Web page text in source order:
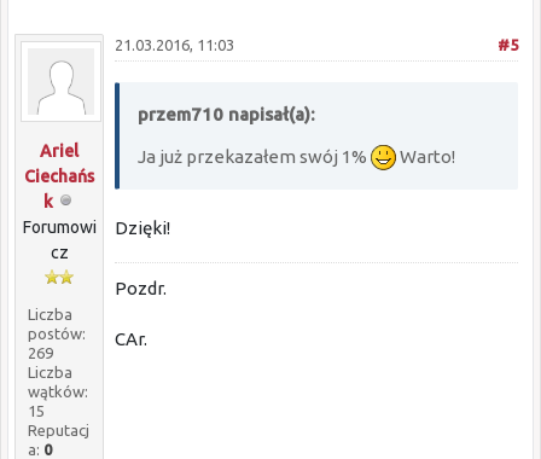
Ariel
Ciechańs
k
Forumowi
cz
Liczba
postów:
269
Liczba
wątków:
15
Reputacj
a: 0
#5
21.03.2016, 11:03
przem710 napisał(a):
Ja już przekazałem swój 1% Warto!
Dzięki!
Pozdr.
CAr.